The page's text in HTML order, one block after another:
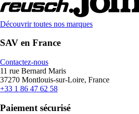
Découvrir toutes nos marques
SAV en France
Contactez-nous
11 rue Bernard Maris
37270 Montlouis-sur-Loire, France
+33 1 86 47 62 58
Paiement sécurisé